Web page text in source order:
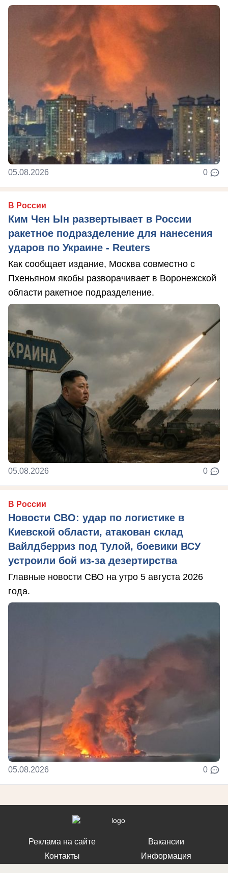
05.08.2026 0
В России
Ким Чен Ын развертывает в России
ракетное подразделение для нанесения
ударов по Украине - Reuters
Как сообщает издание, Москва совместно с
Пхеньяном якобы разворачивает в Воронежской
области ракетное подразделение.
05.08.2026 0
В России
Новости СВО: удар по логистике в
Киевской области, атакован склад
Вайлдберриз под Тулой, боевики ВСУ
устроили бой из-за дезертирства
Главные новости СВО на утро 5 августа 2026
года.
05.08.2026 0
Реклама на сайте
Контакты
Вакансии
Информация